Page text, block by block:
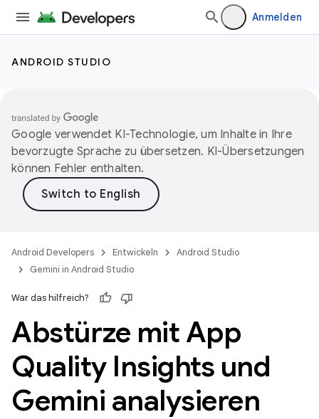
Anmelden
ANDROID STUDIO
Google verwendet KI-Technologie, um Inhalte in Ihre
bevorzugte Sprache zu übersetzen. KI-Übersetzungen
können Fehler enthalten.
Android Developers Entwickeln
Android Studio
Gemini in Android Studio
War das hilfreich?
Abstürze mit App
Quality Insights und
Gemini analysieren